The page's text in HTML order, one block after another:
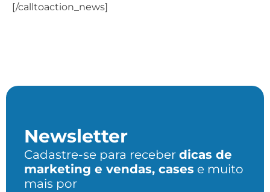
[/calltoaction_news]
Newsletter
Cadastre-se para receber dicas de
marketing e vendas, cases e muito
mais por